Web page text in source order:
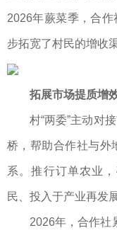
2026年蕨菜季，合
步拓宽了村民的增收
拓展市场提质增
村“两委”主动对
桥，帮助合作社与外
系。推行订单农业
民、投入于产业再发展
2026年，合作社